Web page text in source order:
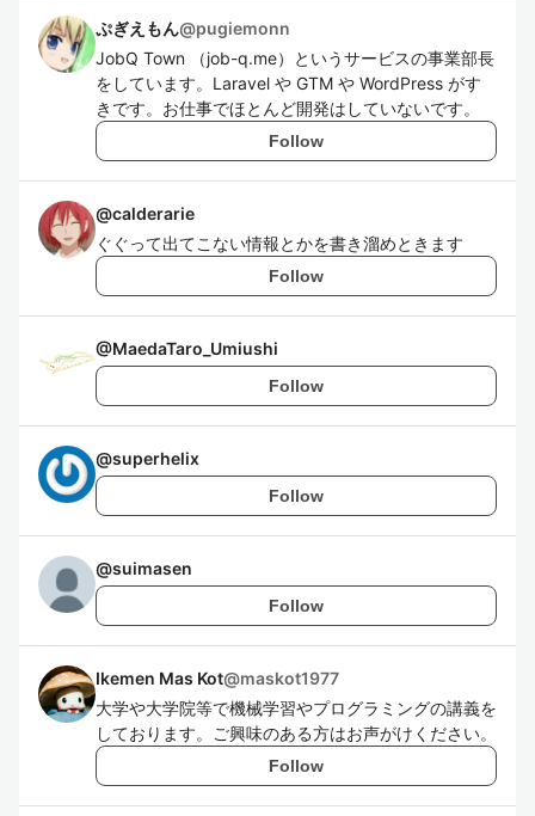
ぷぎえもん@pugiemonn
JobQ Town （job-q.me）というサービスの事業部長
をしています。Laravel や GTM や WordPress がす
きです。お仕事でほとんど開発はしていないです。
Follow
@calderarie
ぐぐって出てこない情報とかを書き溜めときます
Follow
@MaedaTaro_Umiushi
Follow
@superhelix
Follow
@suimasen
Follow
Ikemen Mas Kot@maskot1977
大学や大学院等で機械学習やプログラミングの講義を
しております。ご興味のある方はお声がけください。
Follow